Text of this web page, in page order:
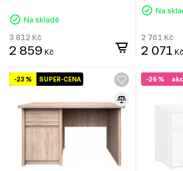
Na skladě
3 812 Kč
2 859 Kč
Na
2 761 Kč
2 071 Kč
SUPER-CENA
-23 % -26 %